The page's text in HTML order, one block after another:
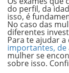
do perfil, da
isso, é
No caso das
diferentes
Para te ajudar
importantes, de
mulher se
sobre isso.